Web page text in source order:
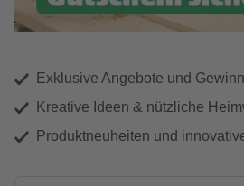
Exklusive Angebote und
Kreative Ideen & nützliche
Produktneuheiten und